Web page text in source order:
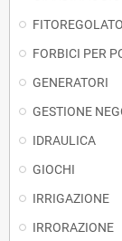
FORBICI PER
GENERATORI
GESTIONE
IDRAULICA
GIOCHI
IRRIGAZIONE
IRRORAZIONE